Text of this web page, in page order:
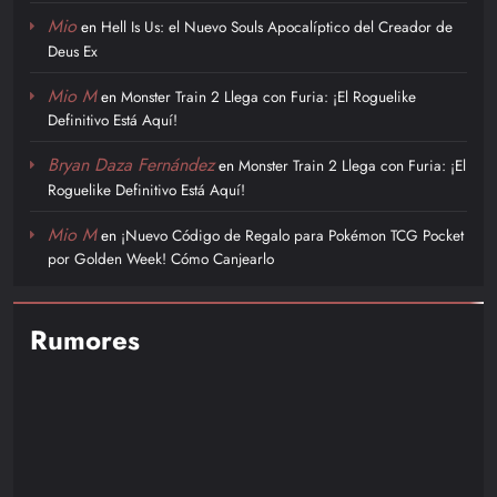
Mioen Hell Is Us: el Nuevo Souls Apocalíptico del Creador de
Deus Ex
Mio Men Monster Train 2 Llega con Furia: ¡El Roguelike
Definitivo Está Aquí!
Bryan Daza Fernándezen Monster Train 2 Llega con Furia: ¡El
Roguelike Definitivo Está Aquí!
Mio Men ¡Nuevo Código de Regalo para Pokémon TCG Pocket
por Golden Week! Cómo Canjearlo
Rumores